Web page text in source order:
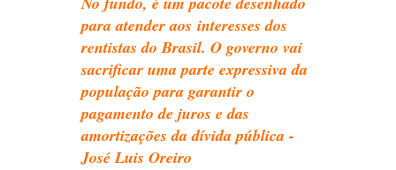
para atender aos interesses dos
rentistas do Brasil. O governo vai
sacrificar uma parte expressiva da
população para garantir o
pagamento de juros e das
amortizações da dívida pública -
José Luis Oreiro